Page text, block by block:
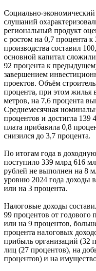
Социально-
слушаний
региональный продукт
с ростом на 0,7 процента
производства составил
основной капитал
92 процента к
завершением
проектов. Объём
процента, при этом жилья
метров, на 7,6 процента
Среднемесячная
процентов и достигла 139
плата прибавила 0,8
снизился до 3,7 процента.
По итогам года в
поступило 339 млрд 616
рублей не выполнен на 8
уровню 2024 года доходы
или на 3 процента.
Налоговые доходы
99 процентов от годового
или на 9 процентов,
процента налоговых
прибыль организаций (32
лиц (27 процентов), на
процентов) и на